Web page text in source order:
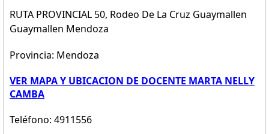
RUTA PROVINCIAL 50, Rodeo De La Cruz Guaymallen
Guaymallen Mendoza
Provincia: Mendoza
VER MAPA Y UBICACION DE DOCENTE MARTA NELLY
CAMBA
Teléfono: 4911556